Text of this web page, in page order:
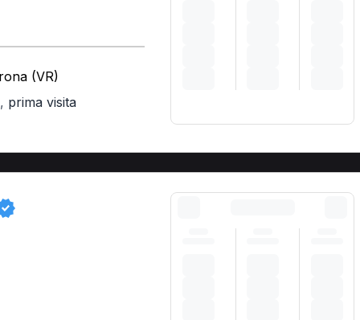
(VR)
, prima visita